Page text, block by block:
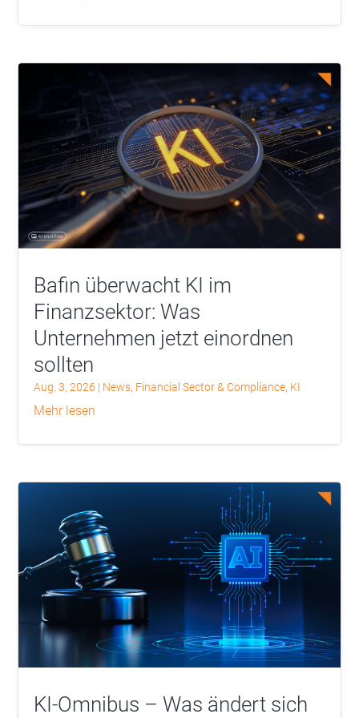
Bafin überwacht KI im
Finanzsektor: Was
Unternehmen jetzt einordnen
sollten
Aug. 3, 2026 | News, Financial Sector & Compliance, KI
mehr lesen
KI-Omnibus – Was ändert sich